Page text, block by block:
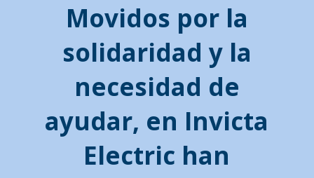
Movidos por la
solidaridad y la
necesidad de
ayudar, en Invicta
Electric han